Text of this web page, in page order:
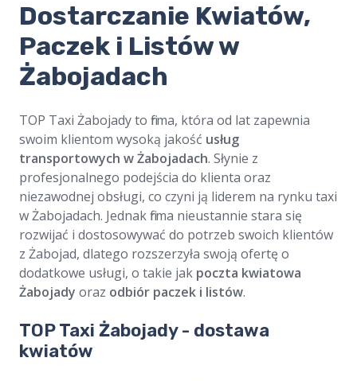
​Dostarczanie Kwiatów,
Paczek i Listów w
Żabojadach
TOP Taxi Żabojady to firma, która od lat zapewnia
swoim klientom wysoką jakość usług
transportowych w Żabojadach. Słynie z
profesjonalnego podejścia do klienta oraz
niezawodnej obsługi, co czyni ją liderem na rynku taxi
w Żabojadach. Jednak firma nieustannie stara się
rozwijać i dostosowywać do potrzeb swoich klientów
z Żabojad, dlatego rozszerzyła swoją ofertę o
dodatkowe usługi, o takie jak poczta kwiatowa
Żabojady oraz odbiór paczek i listów.
TOP Taxi Żabojady - dostawa
kwiatów